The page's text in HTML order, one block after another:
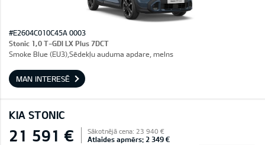
#E2604C010C45A 0003
Stonic 1,0 T-GDI LX Plus 7DCT
Smoke Blue (EU3),Sēdekļu auduma apdare, melns
MAN INTERESĒ
KIA STONIC
21 591 € Sākotnējā cena: 23 940 €
Atlaides apmērs: 2 349 €